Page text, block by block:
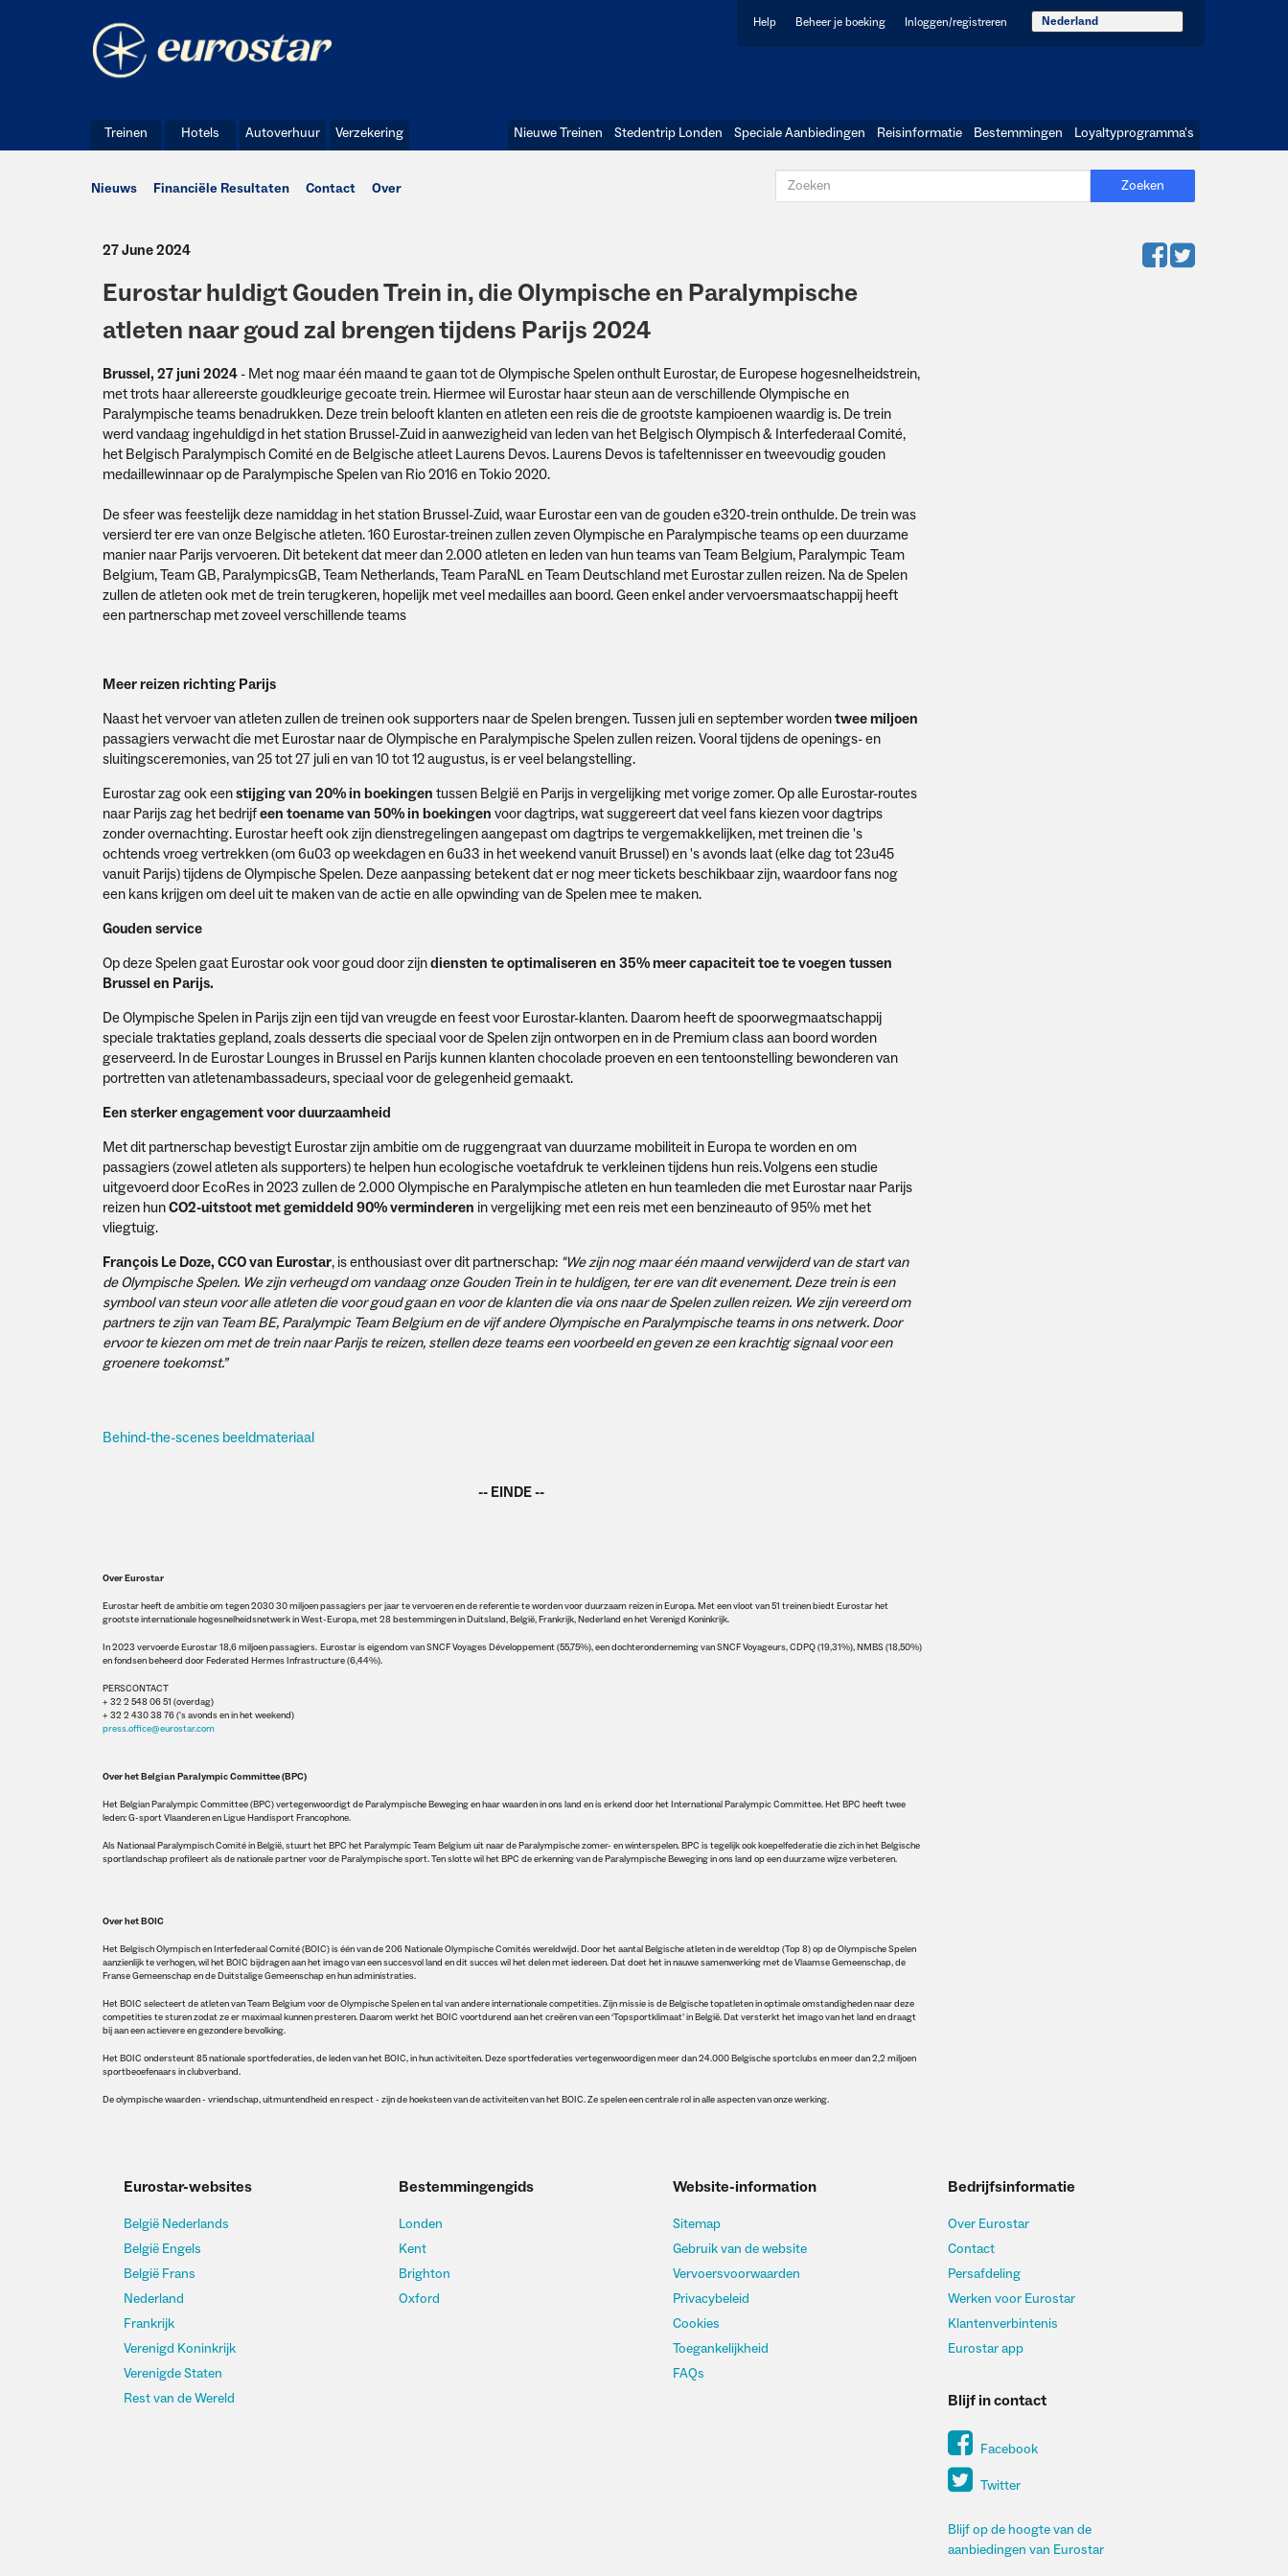
Help Beheer je boeking Inloggen/registreren Nederland
Treinen Hotels Autoverhuur Verzekering Nieuwe Treinen Stedentrip Londen Speciale Aanbiedingen Reisinformatie Bestemmingen Loyaltyprogramma's
Nieuws Financiële Resultaten Contact Over Zoeken
27 June 2024
Eurostar huldigt Gouden Trein in, die Olympische en Paralympische
atleten naar goud zal brengen tijdens Parijs 2024
Brussel, 27 juni 2024 - Met nog maar één maand te gaan tot de Olympische Spelen onthult Eurostar, de Europese hogesnelheidstrein,
met trots haar allereerste goudkleurige gecoate trein. Hiermee wil Eurostar haar steun aan de verschillende Olympische en
Paralympische teams benadrukken. Deze trein belooft klanten en atleten een reis die de grootste kampioenen waardig is. De trein
werd vandaag ingehuldigd in het station Brussel-Zuid in aanwezigheid van leden van het Belgisch Olympisch & Interfederaal Comité,
het Belgisch Paralympisch Comité en de Belgische atleet Laurens Devos. Laurens Devos is tafeltennisser en tweevoudig gouden
medaillewinnaar op de Paralympische Spelen van Rio 2016 en Tokio 2020.
De sfeer was feestelijk deze namiddag in het station Brussel-Zuid, waar Eurostar een van de gouden e320-trein onthulde. De trein was
versierd ter ere van onze Belgische atleten. 160 Eurostar-treinen zullen zeven Olympische en Paralympische teams op een duurzame
manier naar Parijs vervoeren. Dit betekent dat meer dan 2.000 atleten en leden van hun teams van Team Belgium, Paralympic Team
Belgium, Team GB, ParalympicsGB, Team Netherlands, Team ParaNL en Team Deutschland met Eurostar zullen reizen. Na de Spelen
zullen de atleten ook met de trein terugkeren, hopelijk met veel medailles aan boord. Geen enkel ander vervoersmaatschappij heeft
een partnerschap met zoveel verschillende teams
Meer reizen richting Parijs
Naast het vervoer van atleten zullen de treinen ook supporters naar de Spelen brengen. Tussen juli en september wordentwee miljoen
passagiers verwacht die met Eurostar naar de Olympische en Paralympische Spelen zullen reizen. Vooral tijdens de openings- en
sluitingsceremonies, van 25 tot 27 juli en van 10 tot 12 augustus, is er veel belangstelling.
Eurostar zag ook eenstijging van 20% in boekingen tussen België en Parijs in vergelijking met vorige zomer. Op alle Eurostar-routes
naar Parijs zag het bedrijfeen toename van 50% in boekingen voor dagtrips, wat suggereert dat veel fans kiezen voor dagtrips
zonder overnachting. Eurostar heeft ook zijn dienstregelingen aangepast om dagtrips te vergemakkelijken, met treinen die 's
ochtends vroeg vertrekken (om 6u03 op weekdagen en 6u33 in het weekend vanuit Brussel) en 's avonds laat (elke dag tot 23u45
vanuit Parijs) tijdens de Olympische Spelen. Deze aanpassing betekent dat er nog meer tickets beschikbaar zijn, waardoor fans nog
een kans krijgen om deel uit te maken van de actie en alle opwinding van de Spelen mee te maken.
Gouden service
Op deze Spelen gaat Eurostar ook voor goud door zijndiensten te optimaliseren en 35% meer capaciteit toe te voegen tussen
Brussel en Parijs.
De Olympische Spelen in Parijs zijn een tijd van vreugde en feest voor Eurostar-klanten. Daarom heeft de spoorwegmaatschappij
speciale traktaties gepland, zoals desserts die speciaal voor de Spelen zijn ontworpen en in de Premium class aan boord worden
geserveerd. In de Eurostar Lounges in Brussel en Parijs kunnen klanten chocolade proeven en een tentoonstelling bewonderen van
portretten van atletenambassadeurs, speciaal voor de gelegenheid gemaakt.
Een sterker engagement voor duurzaamheid
Met dit partnerschap bevestigt Eurostar zijn ambitie om de ruggengraat van duurzame mobiliteit in Europa te worden en om
passagiers (zowel atleten als supporters) te helpen hun ecologische voetafdruk te verkleinen tijdens hun reis. Volgens een studie
uitgevoerd door EcoRes in 2023 zullen de 2.000 Olympische en Paralympische atleten en hun teamleden die met Eurostar naar Parijs
reizen hunCO2-uitstoot met gemiddeld 90% verminderen in vergelijking met een reis met een benzineauto of 95% met het
vliegtuig.
François Le Doze, CCO van Eurostar, is enthousiast over dit partnerschap: "We zijn nog maar één maand verwijderd van de start van
de Olympische Spelen. We zijn verheugd om vandaag onze Gouden Trein in te huldigen, ter ere van dit evenement. Deze trein is een
symbool van steun voor alle atleten die voor goud gaan en voor de klanten die via ons naar de Spelen zullen reizen. We zijn vereerd om
partners te zijn van Team BE, Paralympic Team Belgium en de vijf andere Olympische en Paralympische teams in ons netwerk. Door
ervoor te kiezen om met de trein naar Parijs te reizen, stellen deze teams een voorbeeld en geven ze een krachtig signaal voor een
groenere toekomst.”
Behind-the-scenes beeldmateriaal
-- EINDE --
Over Eurostar
Eurostar heeft de ambitie om tegen 2030 30 miljoen passagiers per jaar te vervoeren en de referentie te worden voor duurzaam reizen in Europa. Met een vloot van 51 treinen biedt Eurostar het
grootste internationale hogesnelheidsnetwerk in West-Europa, met 28 bestemmingen in Duitsland, België, Frankrijk, Nederland en het Verenigd Koninkrijk.
In 2023 vervoerde Eurostar 18,6 miljoen passagiers. Eurostar is eigendom van SNCF Voyages Développement (55,75%), een dochteronderneming van SNCF Voyageurs, CDPQ (19,31%), NMBS (18,50%)
en fondsen beheerd door Federated Hermes Infrastructure (6,44%).
PERSCONTACT
+ 32 2 548 06 51 (overdag)
+ 32 2 430 38 76 ('s avonds en in het weekend)
press.office@eurostar.com
Over het Belgian Paralympic Committee (BPC)
Het Belgian Paralympic Committee (BPC) vertegenwoordigt de Paralympische Beweging en haar waarden in ons land en is erkend door het International Paralympic Committee. Het BPC heeft twee
leden: G-sport Vlaanderen en Ligue Handisport Francophone.
Als Nationaal Paralympisch Comité in België, stuurt het BPC het Paralympic Team Belgium uit naar de Paralympische zomer- en winterspelen. BPC is tegelijk ook koepelfederatie die zich in het Belgische
sportlandschap profileert als de nationale partner voor de Paralympische sport. Ten slotte wil het BPC de erkenning van de Paralympische Beweging in ons land op een duurzame wijze verbeteren.
Over het BOIC
Het Belgisch Olympisch en Interfederaal Comité (BOIC) is één van de 206 Nationale Olympische Comités wereldwijd. Door het aantal Belgische atleten in de wereldtop (Top 8) op de Olympische Spelen
aanzienlijk te verhogen, wil het BOIC bijdragen aan het imago van een succesvol land en dit succes wil het delen met iedereen. Dat doet het in nauwe samenwerking met de Vlaamse Gemeenschap, de
Franse Gemeenschap en de Duitstalige Gemeenschap en hun administraties.
Het BOIC selecteert de atleten van Team Belgium voor de Olympische Spelen en tal van andere internationale competities. Zijn missie is de Belgische topatleten in optimale omstandigheden naar deze
competities te sturen zodat ze er maximaal kunnen presteren. Daarom werkt het BOIC voortdurend aan het creëren van een ‘Topsportklimaat’ in België. Dat versterkt het imago van het land en draagt
bij aan een actievere en gezondere bevolking.
Het BOIC ondersteunt 85 nationale sportfederaties, de leden van het BOIC, in hun activiteiten. Deze sportfederaties vertegenwoordigen meer dan 24.000 Belgische sportclubs en meer dan 2,2 miljoen
sportbeoefenaars in clubverband.
De olympische waarden - vriendschap, uitmuntendheid en respect - zijn de hoeksteen van de activiteiten van het BOIC. Ze spelen een centrale rol in alle aspecten van onze werking.
Eurostar-websites
België Nederlands
België Engels
België Frans
Nederland
Frankrijk
Verenigd Koninkrijk
Verenigde Staten
Rest van de Wereld
Bestemmingengids
Londen
Kent
Brighton
Oxford
Website-information
Sitemap
Gebruik van de website
Vervoersvoorwaarden
Privacybeleid
Cookies
Toegankelijkheid
FAQs
Bedrijfsinformatie
Over Eurostar
Contact
Persafdeling
Werken voor Eurostar
Klantenverbintenis
Eurostar app
Blijf in contact
Facebook
Twitter
Blijf op de hoogte van de
aanbiedingen van Eurostar